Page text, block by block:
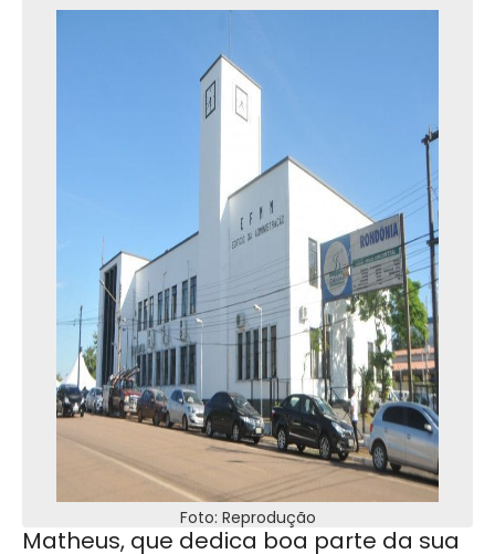
Foto: Reprodução
Matheus, que dedica boa parte da sua